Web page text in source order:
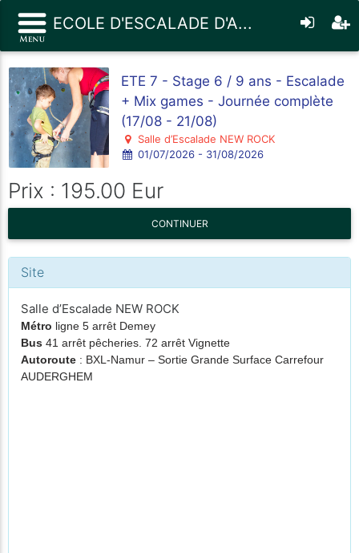
ECOLE D'ESCALADE D'A...
ETE 7 - Stage 6 / 9 ans - Escalade
+ Mix games - Journée complète
(17/08 - 21/08)
Salle d’Escalade NEW ROCK
01/07/2026 - 31/08/2026
Prix : 195.00 Eur
CONTINUER
Site
Salle d’Escalade NEW ROCK
Métro ligne 5 arrêt Demey
Bus 41 arrêt pêcheries. 72 arrêt Vignette
Autoroute : BXL-Namur – Sortie Grande Surface Carrefour
AUDERGHEM